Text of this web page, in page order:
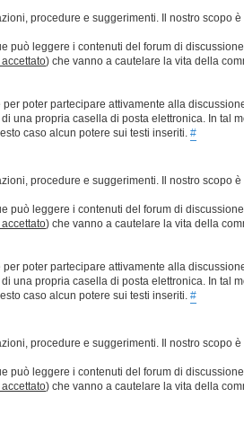
procedure e suggerimenti. Il nostro scopo
leggere i contenuti del forum di
) che vanno a cautelare la vita della
poter partecipare attivamente alla
una propria casella di posta elettronica. In
caso alcun potere sui testi inseriti. #
procedure e suggerimenti. Il nostro scopo
leggere i contenuti del forum di
) che vanno a cautelare la vita della
poter partecipare attivamente alla
una propria casella di posta elettronica. In
caso alcun potere sui testi inseriti. #
procedure e suggerimenti. Il nostro scopo
leggere i contenuti del forum di
) che vanno a cautelare la vita della